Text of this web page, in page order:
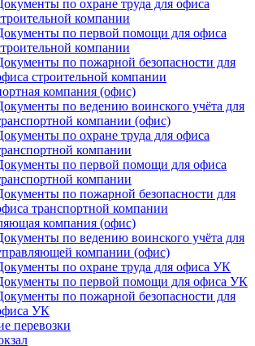
по охране труда для офиса
компании
по первой помощи для офиса
компании
по пожарной безопасности для
строительной компании
компания (офис)
по ведению воинского учёта для
компании (офис)
по охране труда для офиса
компании
по первой помощи для офиса
компании
по пожарной безопасности для
транспортной компании
компания (офис)
по ведению воинского учёта для
компании (офис)
по охране труда для офиса УК
по первой помощи для офиса УК
по пожарной безопасности для
УК
перевозки